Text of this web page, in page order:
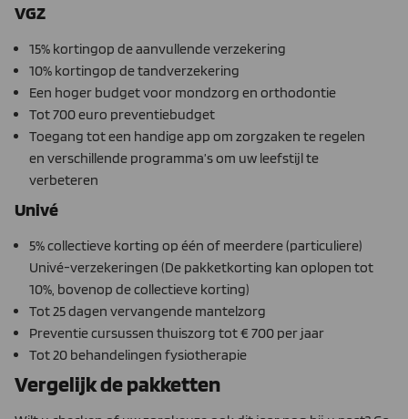
VGZ
15% kortingop de aanvullende verzekering
10% kortingop de tandverzekering
Een hoger budget voor mondzorg en orthodontie
Tot 700 euro preventiebudget
Toegang tot een handige app om zorgzaken te regelen
en verschillende programma’s om uw leefstijl te
verbeteren
Univé
5% collectieve korting op één of meerdere (particuliere)
Univé-verzekeringen (De pakketkorting kan oplopen tot
10%, bovenop de collectieve korting)
Tot 25 dagen vervangende mantelzorg
Preventie cursussen thuiszorg tot € 700 per jaar
Tot 20 behandelingen fysiotherapie
Vergelijk de pakketten